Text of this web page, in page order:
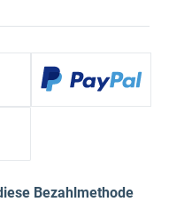
Bezahlmethode